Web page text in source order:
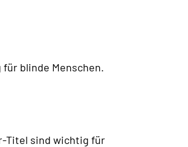
blinde Menschen.
Titel sind wichtig für